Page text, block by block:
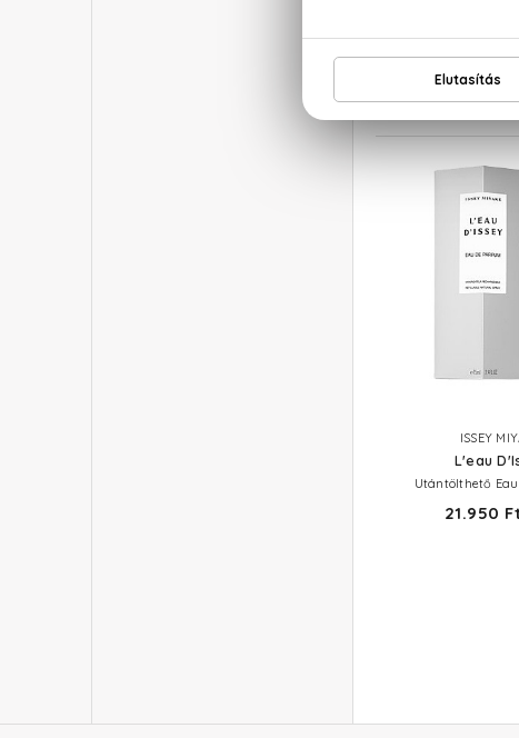
L'eau
Eau De
Utántöltő
ISSEY
L'eau
Utántölthető
21.950